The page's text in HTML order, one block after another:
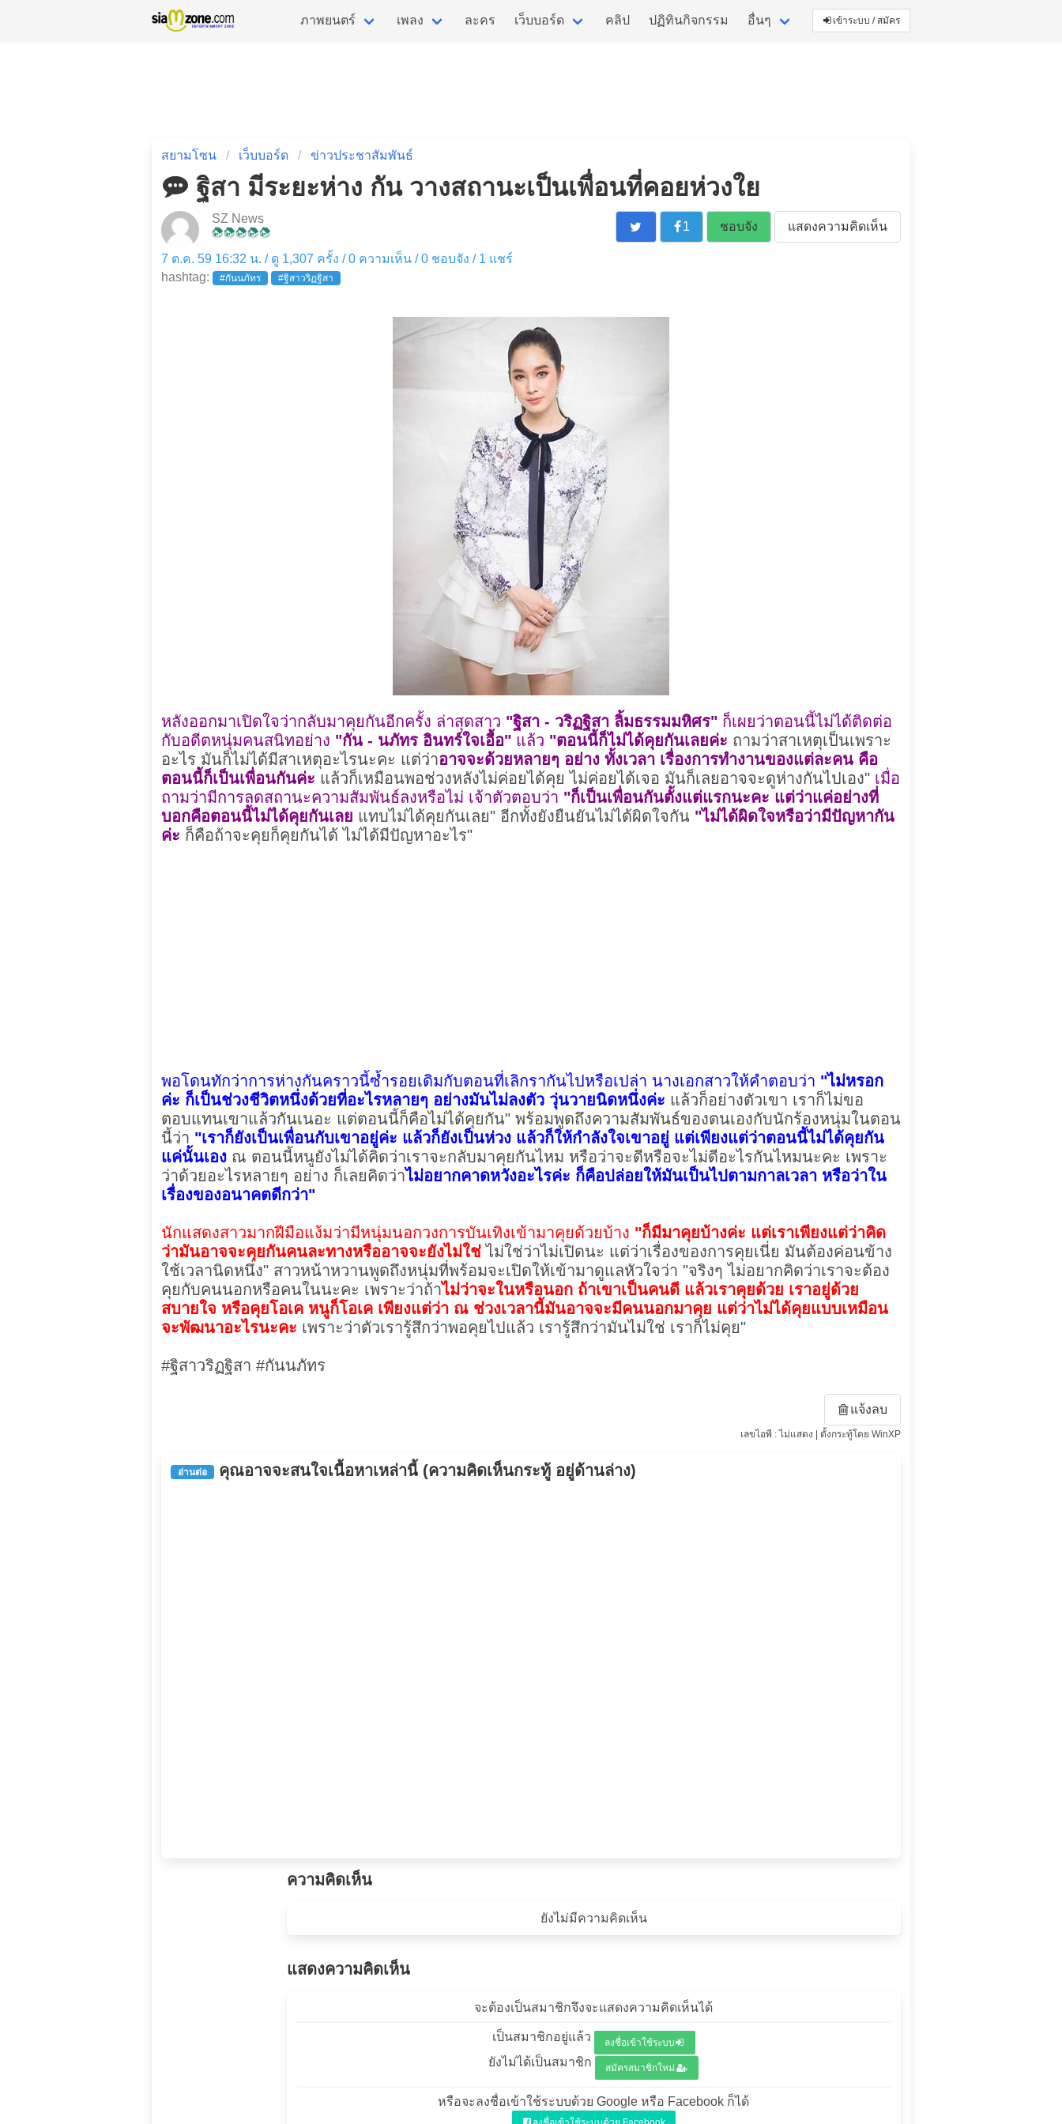
ภาพยนตร์ เพลง ละคร เว็บบอร์ด คลิป ปฏิทินกิจกรรม อื่นๆ เข้าระบบ / สมัคร
สยามโซน เว็บบอร์ด ข่าวประชาสัมพันธ์
ฐิสา มีระยะห่าง กัน วางสถานะเป็นเพื่อนที่คอยห่วงใย
SZ News
1 ชอบจัง แสดงความคิดเห็น
7 ต.ค. 59 16:32 น. / ดู 1,307 ครั้ง / 0 ความเห็น /0 ชอบจัง / 1 แชร์
hashtag:
#กันนภัทร #ฐิสาวริฏฐิสา
หลังออกมาเปิดใจว่ากลับมาคุยกันอีกครั้ง ล่าสุดสาว "ฐิสา - วริฏฐิสา ลิ้มธรรมมหิศร" ก็เผยว่าตอนนี้ไม่ได้ติดต่อ
กับอดีตหนุ่มคนสนิทอย่าง "กัน - นภัทร อินทร์ใจเอื้อ" แล้ว "ตอนนี้ก็ไม่ได้คุยกันเลยค่ะ ถามว่าสาเหตุเป็นเพราะ
อะไร มันก็ไม่ได้มีสาเหตุอะไรนะคะ แต่ว่าอาจจะด้วยหลายๆ อย่าง ทั้งเวลา เรื่องการทำงานของแต่ละคน คือ
ตอนนี้ก็เป็นเพื่อนกันค่ะ แล้วก็เหมือนพอช่วงหลังไม่ค่อยได้คุย ไม่ค่อยได้เจอ มันก็เลยอาจจะดูห่างกันไปเอง" เมื่อ
ถามว่ามีการลดสถานะความสัมพันธ์ลงหรือไม่ เจ้าตัวตอบว่า "ก็เป็นเพื่อนกันตั้งแต่แรกนะคะ แต่ว่าแค่อย่างที่
บอกคือตอนนี้ไม่ได้คุยกันเลย แทบไม่ได้คุยกันเลย" อีกทั้งยังยืนยันไม่ได้ผิดใจกัน "ไม่ได้ผิดใจหรือว่ามีปัญหากัน
ค่ะ ก็คือถ้าจะคุยก็คุยกันได้ ไม่ได้มีปัญหาอะไร"
พอโดนทักว่าการห่างกันคราวนี้ซ้ำรอยเดิมกับตอนที่เลิกรากันไปหรือเปล่า นางเอกสาวให้คำตอบว่า "ไม่หรอก
ค่ะ ก็เป็นช่วงชีวิตหนึ่งด้วยที่อะไรหลายๆ อย่างมันไม่ลงตัว วุ่นวายนิดหนึ่งค่ะ แล้วก็อย่างตัวเขา เราก็ไม่ขอ
ตอบแทนเขาแล้วกันเนอะ แต่ตอนนี้ก็คือไม่ได้คุยกัน" พร้อมพูดถึงความสัมพันธ์ของตนเองกับนักร้องหนุ่มในตอน
นี้ว่า "เราก็ยังเป็นเพื่อนกับเขาอยู่ค่ะ แล้วก็ยังเป็นห่วง แล้วก็ให้กำลังใจเขาอยู่ แต่เพียงแต่ว่าตอนนี้ไม่ได้คุยกัน
แค่นั้นเอง ณ ตอนนี้หนูยังไม่ได้คิดว่าเราจะกลับมาคุยกันไหม หรือว่าจะดีหรือจะไม่ดีอะไรกันไหมนะคะ เพราะ
ว่าด้วยอะไรหลายๆ อย่าง ก็เลยคิดว่าไม่อยากคาดหวังอะไรค่ะ ก็คือปล่อยให้มันเป็นไปตามกาลเวลา หรือว่าใน
เรื่องของอนาคตดีกว่า"
นักแสดงสาวมากฝีมือแง้มว่ามีหนุ่มนอกวงการบันเทิงเข้ามาคุยด้วยบ้าง "ก็มีมาคุยบ้างค่ะ แต่เราเพียงแต่ว่าคิด
ว่ามันอาจจะคุยกันคนละทางหรืออาจจะยังไม่ใช่ ไม่ใช่ว่าไม่เปิดนะ แต่ว่าเรื่องของการคุยเนี่ย มันต้องค่อนข้าง
ใช้เวลานิดหนึ่ง" สาวหน้าหวานพูดถึงหนุ่มที่พร้อมจะเปิดให้เข้ามาดูแลหัวใจว่า "จริงๆ ไม่อยากคิดว่าเราจะต้อง
คุยกับคนนอกหรือคนในนะคะ เพราะว่าถ้าไม่ว่าจะในหรือนอก ถ้าเขาเป็นคนดี แล้วเราคุยด้วย เราอยู่ด้วย
สบายใจ หรือคุยโอเค หนูก็โอเค เพียงแต่ว่า ณ ช่วงเวลานี้มันอาจจะมีคนนอกมาคุย แต่ว่าไม่ได้คุยแบบเหมือน
จะพัฒนาอะไรนะคะ เพราะว่าตัวเรารู้สึกว่าพอคุยไปแล้ว เรารู้สึกว่ามันไม่ใช่ เราก็ไม่คุย"
#ฐิสาวริฏฐิสา #กันนภัทร
แจ้งลบ
เลขไอพี : ไม่แสดง | ตั้งกระทู้โดย WinXP
อ่านต่อ คุณอาจจะสนใจเนื้อหาเหล่านี้ (ความคิดเห็นกระทู้ อยู่ด้านล่าง)
ความคิดเห็น
ยังไม่มีความคิดเห็น
แสดงความคิดเห็น
จะต้องเป็นสมาชิกจึงจะแสดงความคิดเห็นได้
เป็นสมาชิกอยู่แล้ว ลงชื่อเข้าใช้ระบบ
ยังไม่ได้เป็นสมาชิก สมัครสมาชิกใหม่
หรือจะลงชื่อเข้าใช้ระบบด้วย Google หรือ Facebook ก็ได้